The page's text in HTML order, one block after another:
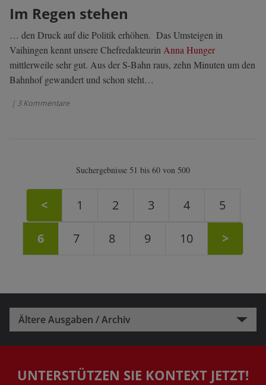
Im Regen stehen
… den Druck auf die Politik erhöhen. Das Umsteigen in
Vaihingen kennt unsere Chefredakteurin Anna Hunger
mittlerweile sehr gut. Aus der S-Bahn raus, zehn Minuten um den
Bahnhof gewandert und schon steht…
| 3 Kommentare
Suchergebnisse 51 bis 60 von 500
< 1 2 3 4 5
6 7 8 9 10 >
Ältere Ausgaben / Archiv
UNTERSTÜTZEN SIE KONTEXT JETZT!